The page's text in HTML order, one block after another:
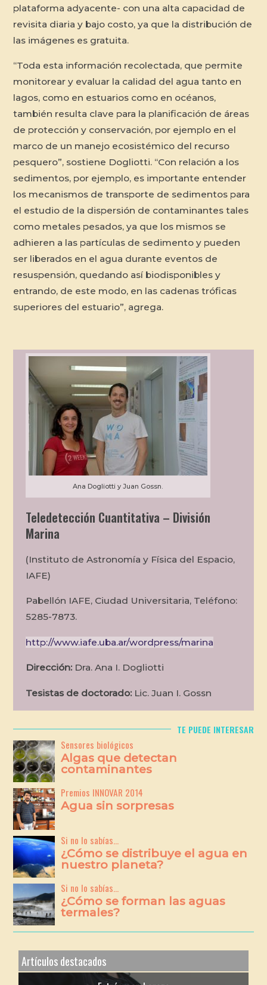
plataforma adyacente- con una alta capacidad de
revisita diaria y bajo costo, ya que la distribución de
las imágenes es gratuita.
“Toda esta información recolectada, que permite
monitorear y evaluar la calidad del agua tanto en
lagos, como en estuarios como en océanos,
también resulta clave para la planificación de áreas
de protección y conservación, por ejemplo en el
marco de un manejo ecosistémico del recurso
pesquero”, sostiene Dogliotti. “Con relación a los
sedimentos, por ejemplo, es importante entender
los mecanismos de transporte de sedimentos para
el estudio de la dispersión de contaminantes tales
como metales pesados, ya que los mismos se
adhieren a las partículas de sedimento y pueden
ser liberados en el agua durante eventos de
resuspensión, quedando así biodisponibles y
entrando, de este modo, en las cadenas tróficas
superiores del estuario”, agrega.
Ana Dogliotti y Juan Gossn.
Teledetección Cuantitativa – División
Marina
(Instituto de Astronomía y Física del Espacio,
IAFE)
Pabellón IAFE, Ciudad Universitaria, Teléfono:
5285-7873.
http://www.iafe.uba.ar/wordpress/marina
Dirección:Dra. Ana I. Dogliotti
Tesistas de doctorado:Lic. Juan I. Gossn
TE PUEDE INTERESAR
Sensores biológicos
Algas que detectan
contaminantes
Premios INNOVAR 2014
Agua sin sorpresas
Si no lo sabías...
¿Cómo se distribuye el agua en
nuestro planeta?
Si no lo sabías...
¿Cómo se forman las aguas
termales?
Artículos destacados